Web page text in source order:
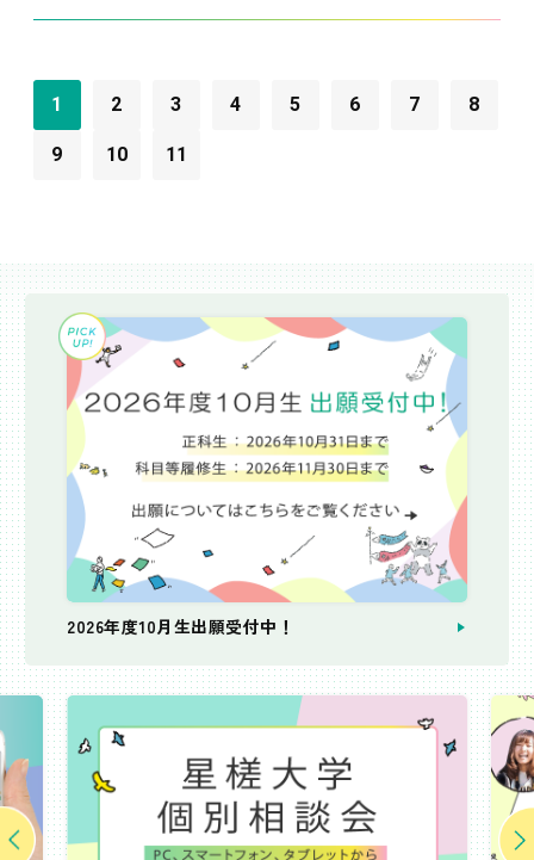
1 2 3 4 5 6 7 8
9 10 11
2026年度10月生出願受付中！